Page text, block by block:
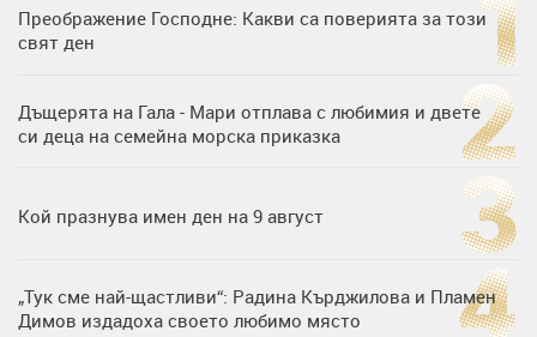
Преображение Господне: Какви са поверията за този
свят ден
Дъщерята на Гала - Мари отплава с любимия и двете
си деца на семейна морска приказка
Кой празнува имен ден на 9 август
„Тук сме най-щастливи“: Радина Кърджилова и Пламен
Димов издадоха своето любимо място